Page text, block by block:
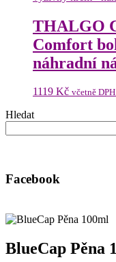
THALGO
Comfort
náhradní
1119 Kč včetně DPH
Hledat
Facebook
BlueCap Pěna